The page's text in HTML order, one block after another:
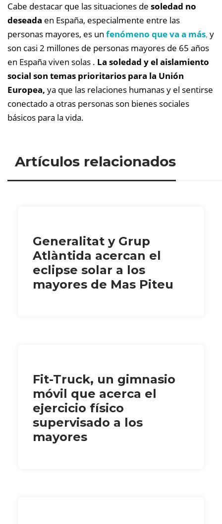
Cabe destacar que las situaciones de soledad no
deseada en España, especialmente entre las
personas mayores, es un fenómeno que va a más, y
son casi 2 millones de personas mayores de 65 años
en España viven solas . La soledad y el aislamiento
social son temas prioritarios para la Unión
Europea, ya que las relaciones humanas y el sentirse
conectado a otras personas son bienes sociales
básicos para la vida.
Artículos relacionados
Generalitat y Grup
Atlàntida acercan el
eclipse solar a los
mayores de Mas Piteu
Fit-Truck, un gimnasio
móvil que acerca el
ejercicio físico
supervisado a los
mayores